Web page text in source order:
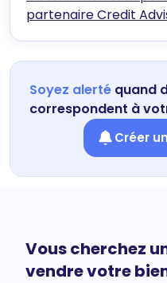
partenaire Credit
Soyez alerté quand
correspondent à
Créer
Vous cherchez
vendre votre